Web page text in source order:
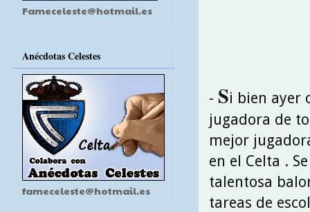
- Si bien ayer
jugadora de
mejor
en el Celta .
talentosa
tareas de
Fameceleste@hotmail.es
Anécdotas Celestes
fameceleste@hotmail.es